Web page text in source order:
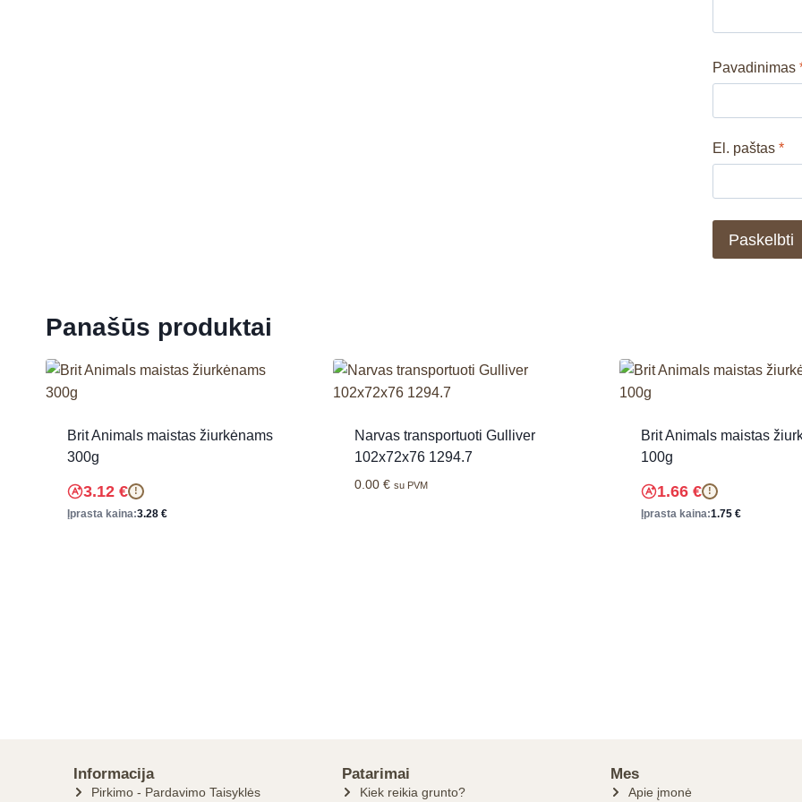
Pavadinimas
El. paštas*
Panašūs produktai
Brit Animals maistas žiurkėnams
300g
3.12 € !
Įprasta kaina:3.28 €
Narvas transportuoti Gulliver
102x72x76 1294.7
0.00 € su PVM
Brit Animals maistas
100g
1.66 € !
Įprasta kaina:1.75 €
Informacija
Pirkimo - Pardavimo Taisyklės
Patarimai
Kiek reikia grunto?
Mes
Apie įmonė